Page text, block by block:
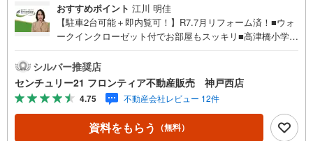
おすすめポイント 江川 明佳
【駐車2台可能＋即内覧可！】R7.7月リフォーム済！■ウォ
ークインクローゼット付でお部屋もスッキリ■高津橋小学校
楽々！ 特徴・食器洗い乾燥機・浴室乾燥機など設備充
実！・ワイドバルコニーでお洗濯もたくさん干せます・1F
部分の窓はすべて電動シャッターで防犯面も安心！ リフォ
ーム内容・キッチン・壁/天井/全室クロス・外壁 立地・高
津橋小学校まで徒歩約9分/玉津中学校まで徒歩約15分 弊社
が選ばれる理由 1.お金の扱い方のプロ、ファイナンシャル
シルバー推奨店
センチュリー21 フロンティア不動産販売 神戸西店
4.75 不動産会社レビュー 12件
資料をもらう （無料）